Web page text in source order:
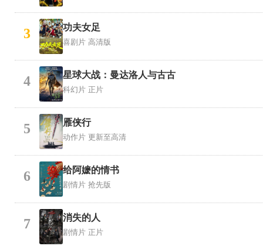
3 功夫女足
喜剧片 高清版
4 星球大战：曼达洛人与古古
科幻片 正片
5 雁侠行
动作片 更新至高清
6 给阿嬷的情书
剧情片 抢先版
7 消失的人
剧情片 正片